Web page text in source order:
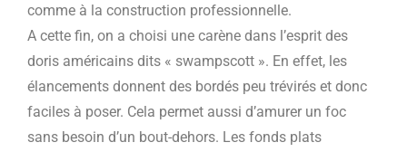
comme à la construction professionnelle.
A cette fin, on a choisi une carène dans l’esprit des
doris américains dits « swampscott ». En effet, les
élancements donnent des bordés peu trévirés et donc
faciles à poser. Cela permet aussi d’amurer un foc
sans besoin d’un bout-dehors. Les fonds plats